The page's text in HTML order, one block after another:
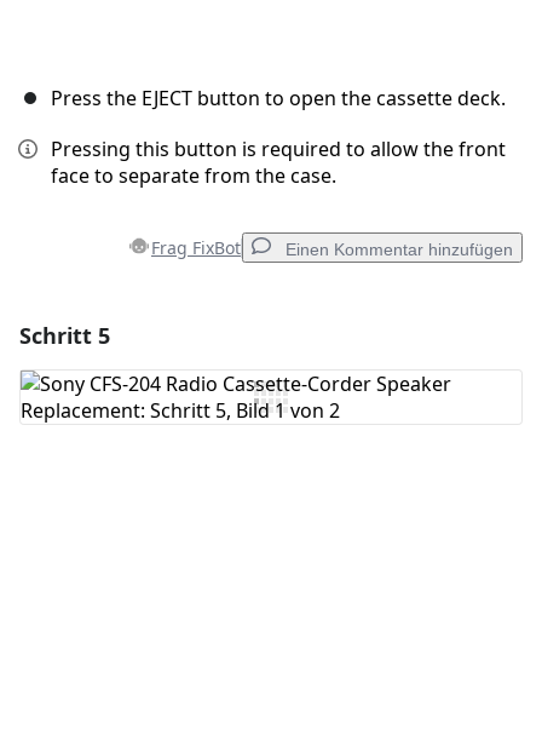
Press the EJECT button to open the cassette deck.
Pressing this button is required to allow the front
face to separate from the case.
Frag FixBot Einen Kommentar hinzufügen
Kommentar hinzufügen
Schritt 5